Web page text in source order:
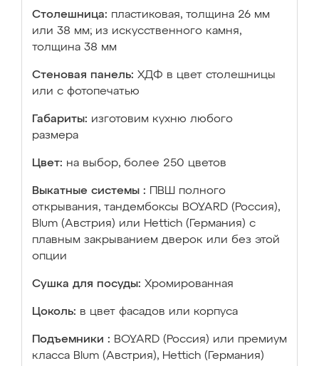
Столешница: пластиковая, толщина 26 мм
или 38 мм; из искусственного камня,
толщина 38 мм
Стеновая панель: ХДФ в цвет столешницы
или с фотопечатью
Габариты: изготовим кухню любого
размера
Цвет: на выбор, более 250 цветов
Выкатные системы :
ПВШ полного
открывания, тандембоксы BOYARD (Россия),
Blum (Австрия) или Hettich (Германия) с
плавным закрыванием дверок или без этой
опции
Сушка для посуды: Хромированная
Цоколь: в цвет фасадов или корпуса
Подъемники : BOYARD (Россия) или премиум
класса Blum (Австрия), Hettich (Германия)